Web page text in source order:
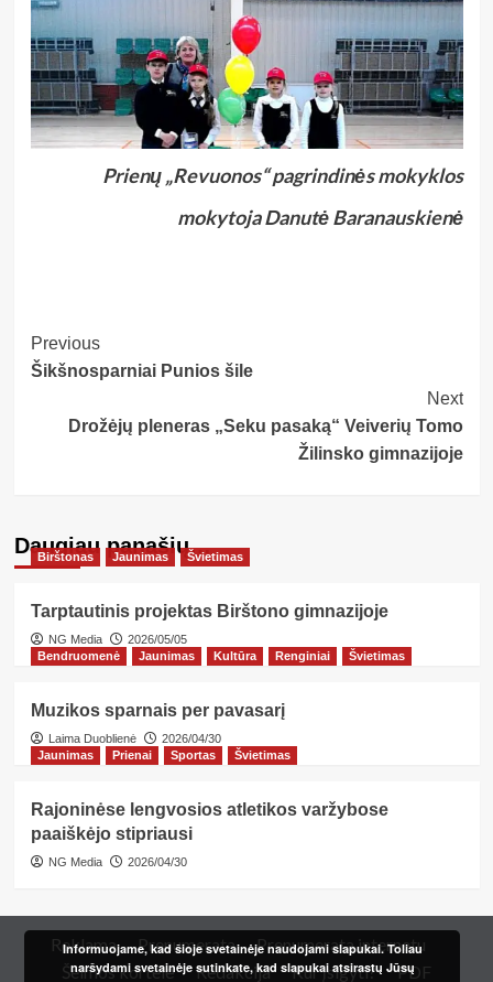
Prienų „Revuonos“ pagrindinės mokyklos
mokytoja Danutė Baranauskienė
Post
Navigation
Previous
Šikšnosparniai Punios šile
Next
Drožėjų pleneras „Seku pasaką“ Veiverių Tomo
Žilinsko gimnazijoje
Daugiau panašių…
Birštonas Jaunimas Švietimas
Tarptautinis projektas Birštono gimnazijoje
NG Media
2026/05/05
Bendruomenė
Jaunimas Kultūra Renginiai Švietimas
Muzikos sparnais per pavasarį
Laima Duoblienė
2026/04/30
Jaunimas
Prienai Sportas Švietimas
Rajoninėse lengvosios atletikos varžybose
paaiškėjo stipriausi
NG Media 2026/04/30
Reklama Prenumerata
Prenumerata internetu
Šeimos kortelė
Redakcija Kur įsigyti? PDF
Informuojame, kad šioje svetainėje naudojami slapukai. Toliau
naršydami svetainėje sutinkate, kad slapukai atsirastų Jūsų